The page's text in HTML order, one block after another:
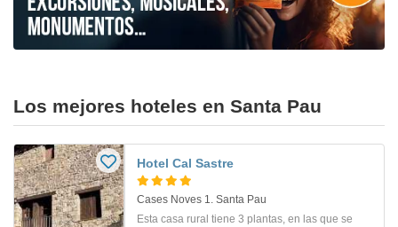
Los mejores hoteles en Santa Pau
Hotel Cal Sastre
Cases Noves 1. Santa Pau
Esta casa rural tiene 3 plantas, en las que se